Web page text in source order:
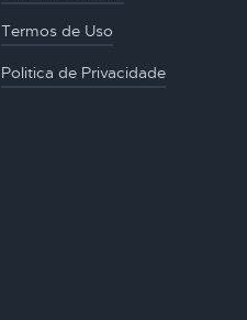
Termos de Uso
Politica de Privacidade